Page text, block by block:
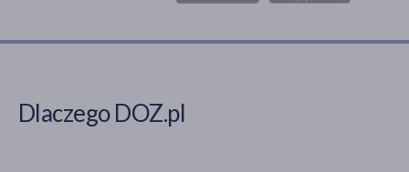
Dlaczego DOZ.pl